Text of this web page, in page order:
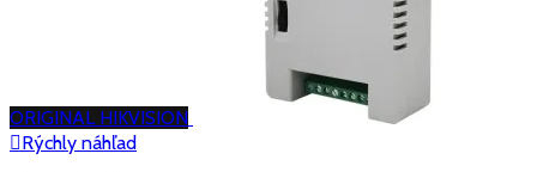
ORIGINAL HIKVISION
Rýchly náhľad